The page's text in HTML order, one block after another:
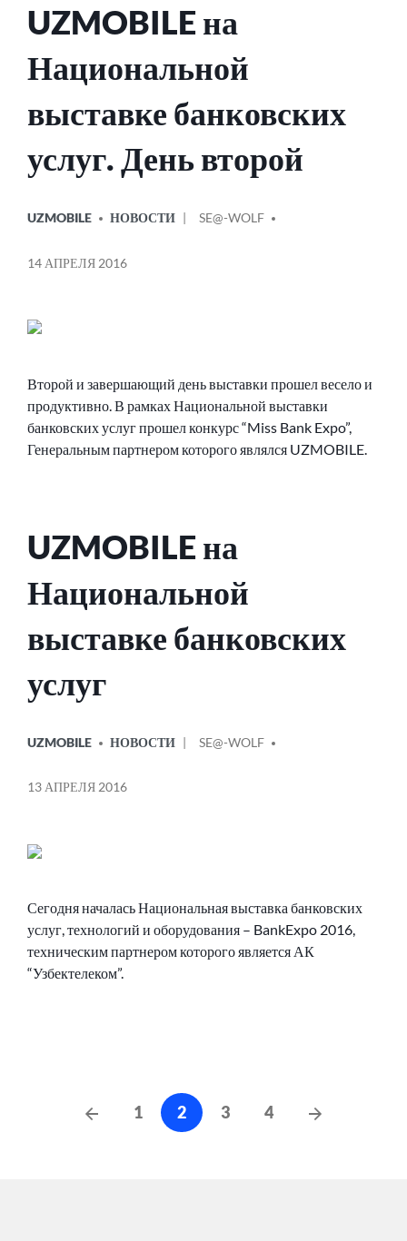
UZMOBILE на
Национальной
выставке банковских
услуг. День второй
В
UZMOBILE НОВОСТИ
ОТ
SE@-WOLF
14 АПРЕЛЯ 2016
Второй и завершающий день выставки прошел весело и
продуктивно. В рамках Национальной выставки
банковских услуг прошел конкурс “Miss Bank Expo”,
Генеральным партнером которого являлся UZMOBILE.
UZMOBILE на
Национальной
выставке банковских
услуг
В
UZMOBILE НОВОСТИ
ОТ
SE@-WOLF
13 АПРЕЛЯ 2016
Сегодня началась Национальная выставка банковских
услуг, технологий и оборудования – BankExpo 2016,
техническим партнером которого является АК
“Узбектелеком”.
Навигация
Предыдущие
сообщения
1 2 3 4